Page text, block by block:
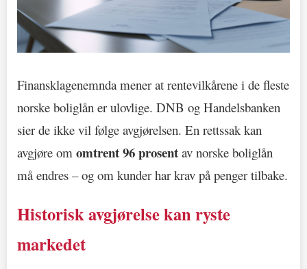
Finansklagenemnda mener at rentevilkårene i de fleste
norske boliglån er ulovlige. DNB og Handelsbanken
sier de ikke vil følge avgjørelsen. En rettssak kan
avgjøre om omtrent 96 prosent av norske boliglån
må endres – og om kunder har krav på penger tilbake.
Historisk avgjørelse kan ryste
markedet